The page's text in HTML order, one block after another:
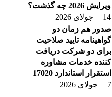
ویرایش 2026 چه گذشت؟
14 جولای 2026
صدور هم زمان دو
گواهینامه تایید صلاحیت
برای دو شرکت دریافت
کننده خدمات مشاوره
استقرار استاندارد 17020
7 جولای 2026